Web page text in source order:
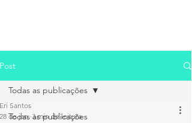
Post
Todas as publicações
Todas as publicações
Eri Santos
28 de jan. 3 min de leitura